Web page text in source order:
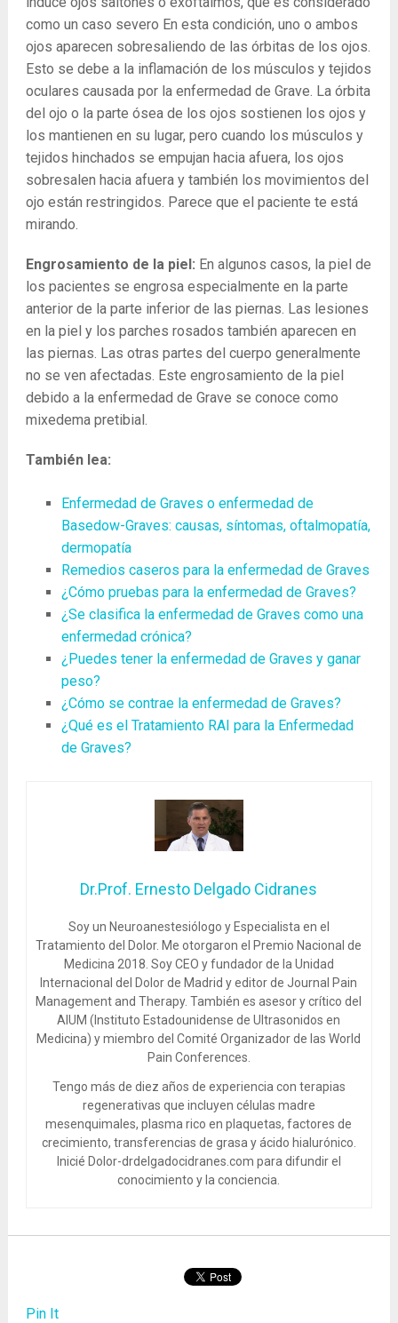
como un caso severo En esta condición, uno o ambos
ojos aparecen sobresaliendo de las órbitas de los ojos.
Esto se debe a la inflamación de los músculos y tejidos
oculares causada por la enfermedad de Grave. La órbita
del ojo o la parte ósea de los ojos sostienen los ojos y
los mantienen en su lugar, pero cuando los músculos y
tejidos hinchados se empujan hacia afuera, los ojos
sobresalen hacia afuera y también los movimientos del
ojo están restringidos. Parece que el paciente te está
mirando.
Engrosamiento de la piel: En algunos casos, la piel de
los pacientes se engrosa especialmente en la parte
anterior de la parte inferior de las piernas. Las lesiones
en la piel y los parches rosados ​​también aparecen en
las piernas. Las otras partes del cuerpo generalmente
no se ven afectadas. Este engrosamiento de la piel
debido a la enfermedad de Grave se conoce como
mixedema pretibial.
También lea:
Enfermedad de Graves o enfermedad de
Basedow-Graves: causas, síntomas, oftalmopatía,
dermopatía
Remedios caseros para la enfermedad de Graves
¿Cómo pruebas para la enfermedad de Graves?
¿Se clasifica la enfermedad de Graves como una
enfermedad crónica?
¿Puedes tener la enfermedad de Graves y ganar
peso?
¿Cómo se contrae la enfermedad de Graves?
¿Qué es el Tratamiento RAI para la Enfermedad
de Graves?
Dr.Prof. Ernesto Delgado Cidranes
Soy un Neuroanestesiólogo y Especialista en el
Tratamiento del Dolor. Me otorgaron el Premio Nacional de
Medicina 2018. Soy CEO y fundador de la Unidad
Internacional del Dolor de Madrid y editor de Journal Pain
Management and Therapy. También es asesor y crítico del
AIUM (Instituto Estadounidense de Ultrasonidos en
Medicina) y miembro del Comité Organizador de las World
Pain Conferences.
Tengo más de diez años de experiencia con terapias
regenerativas que incluyen células madre
mesenquimales, plasma rico en plaquetas, factores de
crecimiento, transferencias de grasa y ácido hialurónico.
Inicié Dolor-drdelgadocidranes.com para difundir el
conocimiento y la conciencia.
Pin It